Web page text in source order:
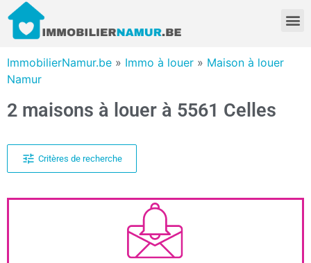
ImmobilierNamur.be » Immo à louer » Maison à louer
Namur
2 maisons à louer à 5561 Celles
Critères de recherche